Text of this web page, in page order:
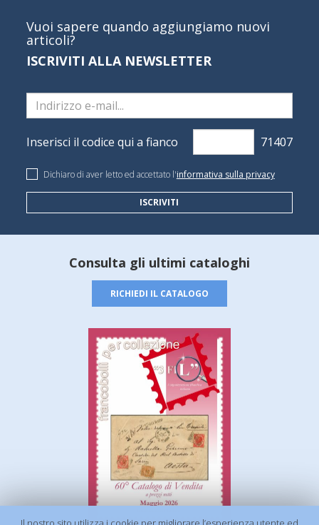
Vuoi sapere quando aggiungiamo nuovi
articoli?
ISCRIVITI ALLA NEWSLETTER
Inserisci il codice qui a fianco
Dichiaro di aver letto ed accettato l'informativa sulla privacy
ISCRIVITI
Consulta gli ultimi cataloghi
RICHIEDI IL CATALOGO